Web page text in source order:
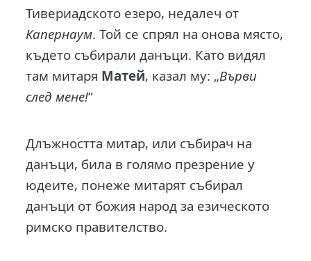
Тивериадското езеро, недалеч от
Капернаум. Той се спрял на онова място,
където събирали данъци. Като видял
там митаря Матей, казал му: „Върви
след мене!“
Длъжността митар, или събирач на
данъци, била в голямо презрение у
юдеите, понеже митарят събирал
данъци от божия народ за езическото
римско правителство.